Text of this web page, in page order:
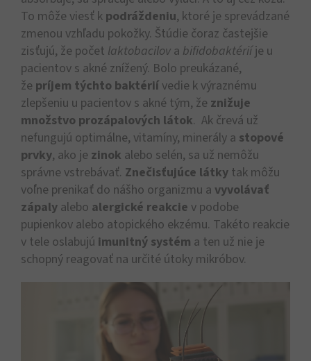
To môže viesť k podráždeniu, ktoré je sprevádzané
zmenou vzhľadu pokožky. Štúdie čoraz častejšie
zisťujú, že počet laktobacilov a bifidobaktériíje u
pacientov s akné znížený. Bolo preukázané,
že príjem týchto baktérií vedie k výraznému
zlepšeniu u pacientov s akné tým, že znižuje
množstvo prozápalových látok. Ak črevá už
nefungujú optimálne, vitamíny, minerály a stopové
prvky, ako je zinok alebo selén, sa už nemôžu
správne vstrebávať. Znečisťujúce látky tak môžu
voľne prenikať do nášho organizmu a vyvolávať
zápaly alebo alergické reakcie v podobe
pupienkov alebo atopického ekzému. Takéto reakcie
v tele oslabujú imunitný systém a ten už nie je
schopný reagovať na určité útoky mikróbov.